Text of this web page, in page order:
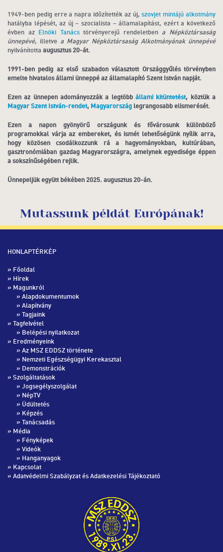
1949-ben pedig erre a napra időzítették az új,szovjet mintájú alkotmány
hatályba lépését, az új – szocialista – államalapítást, ezért a következő
évben az Elnöki Tanácstörvényerejű rendeletben a Népköztársaság
ünnepévé, illetve a Magyar Népköztársaság Alkotmányának ünnepévé
nyilvánította augusztus 20-át.
1991-ben pedig az első szabadon választott Országgyűlés törvényben
emelte hivatalos állami ünneppé az államalapító Szent István napját.
Ezen az ünnepen adományozzák a legtöbb állami kitüntetést, köztük a
Magyar Szent István-rendet, Magyarország legrangosabb elismerését.
Ezen a napon gyönyörű országunk és fővárosunk különböző
programokkal várja az embereket, és ismét lehetőségünk nyílik arra,
hogy közösen csodálkozzunk rá a hagyományokban, kultúrában,
gasztronómiában gazdag Magyarországra, amelynek egyedisége éppen
a sokszínűségében rejlik.
Ünnepeljük együtt békében 2025. augusztus 20-án.
Mutassunk példát Európának!
HONLAPTÉRKÉP
» Főoldal
» Hírek
» Magunkról
» Alapdokumentumok
» Alapítvány
» Tagjaink
» Tagfelvétel
» Belépési nyilatkozat
» Eredményeink
» Az MSZ EDDSZ története
» Nemzeti Egészségügyi Kerekasztal
» Demonstrációk
» Szolgáltatások
» Jogsegélyszolgálat
» NépTV
» Üdültetés
» Képzés
» Tanácsadás
» Média
» Fényképek
» Videók
» Hanganyagok
» Kapcsolat
» Adatvédelmi Szabályzat és Adatkezelési Tájékoztató